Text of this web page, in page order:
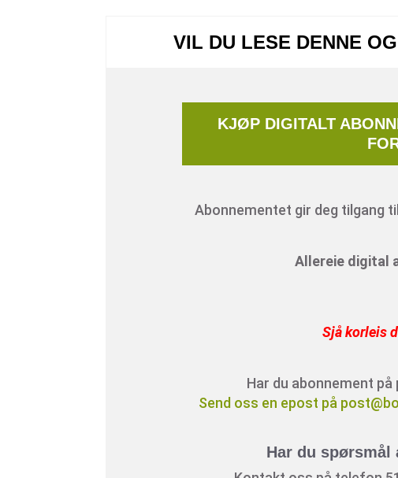
VIL DU LESE DENNE
KJØP DIGITALT
Abonnementet gir deg tilgang
Allereie digital
Sjå korleis
Har du abonnement
Send oss en epost på
Har du spørsmål